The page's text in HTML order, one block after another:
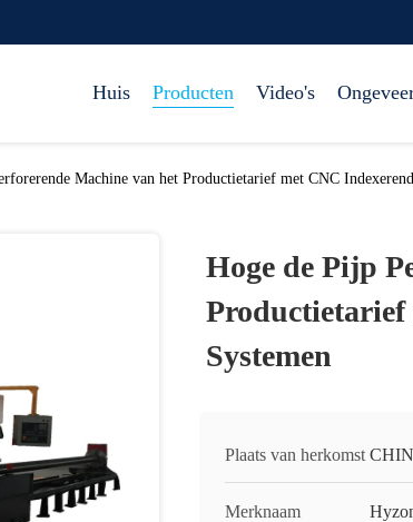
Huis Producten Video's
Machine van het Productietarief met CNC
Hoge de Pijp
Productietarief
Systemen
Plaats van herkomst
Merknaam